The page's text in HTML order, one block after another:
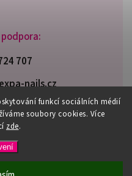
funkcí sociálních médií
soubory cookies. Více
zde.
707
nails.cz
. Všechna práva vyhrazena.
cookies
| Design